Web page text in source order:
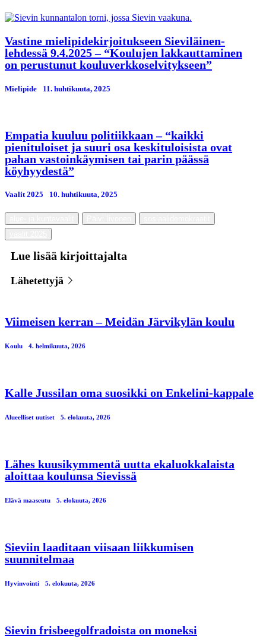
Vastine mielipidekirjoitukseen Sieviläinen-
lehdessä 9.4.2025 – “Koulujen lakkauttaminen
on perustunut kouluverkkoselvitykseen”
Mielipide 11. huhtikuuta, 2025
Empatia kuuluu politiikkaan – “kaikki
pienituloiset ja suuri osa keskituloisista ovat
pahan vastoinkäymisen tai parin päässä
köyhyydestä”
Vaalit 2025 10. huhtikuuta, 2025
Lue lisää kirjoittajalta
Lähetettyjä
Viimeisen kerran – Meidän Järvikylän koulu
Koulu 4. helmikuuta, 2026
Kalle Jussilan oma suosikki on Enkelini-kappale
Alueelliset uutiset 5. elokuuta, 2026
Lähes kuusikymmentä uutta ekaluokkalaista
aloittaa koulunsa Sievissä
Elävä maaseutu 5. elokuuta, 2026
Sieviin laaditaan viisaan liikkumisen
suunnitelmaa
Hyvinvointi 5. elokuuta, 2026
Sievin frisbeegolfradoista on moneksi